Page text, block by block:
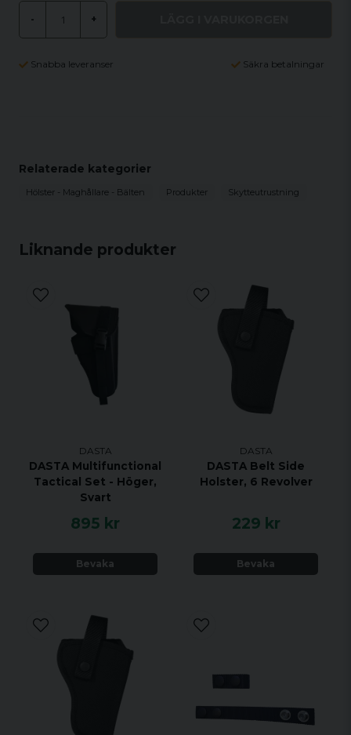
- +
Snabba leveranser Säkra betalningar
Liknande produkter
DASTA
DASTA Multifunctional
Tactical Set - Höger,
Svart
895 kr
Bevaka
DASTA
DASTA Belt Side
Holster, 6 Revolver
229 kr
Bevaka
Relaterade kategorier
Hölster - Maghållare - Bälten Produkter Skytteutrustning